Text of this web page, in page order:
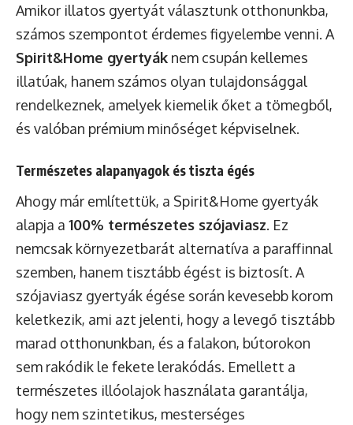
Amikor illatos gyertyát választunk otthonunkba,
számos szempontot érdemes figyelembe venni. A
Spirit&Home gyertyák nem csupán kellemes
illatúak, hanem számos olyan tulajdonsággal
rendelkeznek, amelyek kiemelik őket a tömegből,
és valóban prémium minőséget képviselnek.
Természetes alapanyagok és tiszta égés
Ahogy már említettük, a Spirit&Home gyertyák
alapja a 100% természetes szójaviasz. Ez
nemcsak környezetbarát alternatíva a paraffinnal
szemben, hanem tisztább égést is biztosít. A
szójaviasz gyertyák égése során kevesebb korom
keletkezik, ami azt jelenti, hogy a levegő tisztább
marad otthonunkban, és a falakon, bútorokon
sem rakódik le fekete lerakódás. Emellett a
természetes illóolajok használata garantálja,
hogy nem szintetikus, mesterséges